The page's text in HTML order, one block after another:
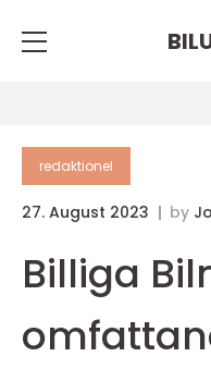
redaktionel
27. August 2023 by
Billiga